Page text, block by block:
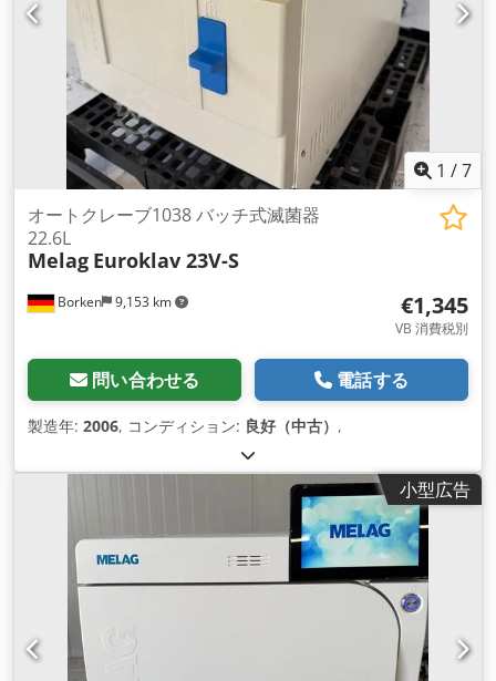
1 /7
Borken 9,153 km
オートクレーブ1038 バッチ式滅菌器
22.6L
Melag Euroklav 23V-S
€1,345
VB 消費税別
問い合わせる 電話する
製造年: 2006, コンディション: 良好（中古） ,
小型広告